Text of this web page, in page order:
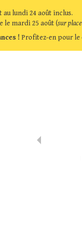
au lundi 24 août inclus.
mardi 25 août (sur
! Profitez-en pour le